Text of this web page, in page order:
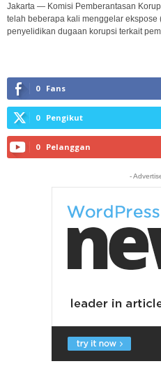
Jakarta — Komisi Pemberantasan
telah beberapa kali menggelar
penyelidikan dugaan korupsi terkait
0 Fans
0 Pengikut
0 Pelanggan
-